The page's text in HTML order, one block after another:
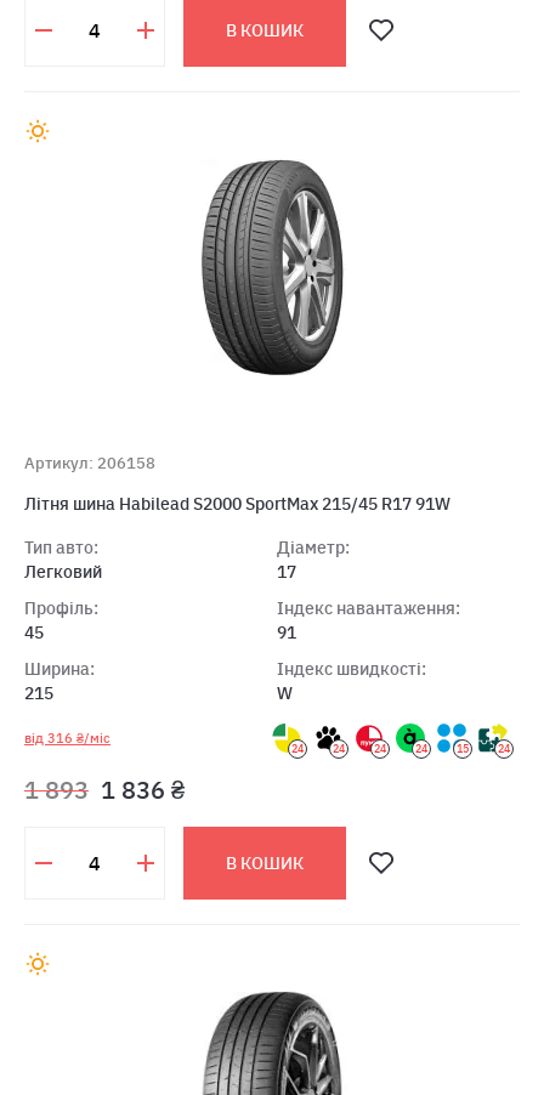
В КОШИК
Артикул: 206158
Літня шина Habilead S2000 SportMax 215/45 R17 91W
Тип авто:
Легковий
Профіль:
45
Ширина:
215
Діаметр:
17
Індекс навантаження:
91
Індекс швидкості:
W
від 316 ₴/міс
24 24 24 24 15 24
1 893 1 836 ₴
В КОШИК